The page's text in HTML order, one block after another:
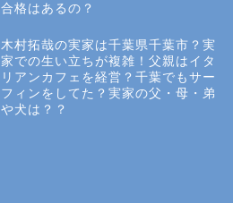
合格はあるの？
木村拓哉の実家は千葉県千葉市？実
家での生い立ちが複雑！父親はイタ
リアンカフェを経営？千葉でもサー
フィンをしてた？実家の父・母・弟
や犬は？？